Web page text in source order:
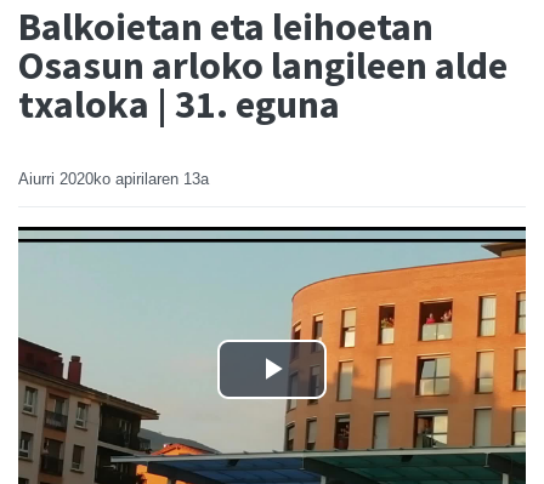
Balkoietan eta leihoetan
Osasun arloko langileen alde
txaloka | 31. eguna
Aiurri 2020ko apirilaren 13a